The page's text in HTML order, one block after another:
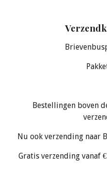
Bestellingen boven
Nu ook verzending naar
Gratis verzending vanaf